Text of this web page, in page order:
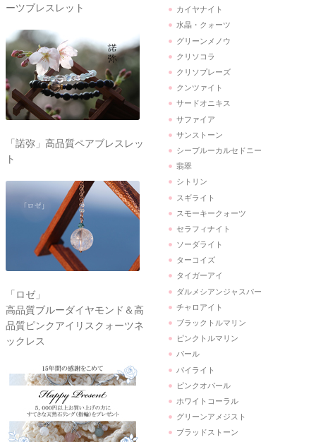
ーツブレスレット
「諾弥」高品質ペアブレスレッ
ト
「ロゼ」
高品質ブルーダイヤモンド＆高
品質ピンクアイリスクォーツネ
ックレス
カイヤナイト
水晶・クォーツ
グリーンメノウ
クリソコラ
クリソプレーズ
クンツァイト
サードオニキス
サファイア
サンストーン
シーブルーカルセドニー
翡翠
シトリン
スギライト
スモーキークォーツ
セラフィナイト
ソーダライト
ターコイズ
タイガーアイ
ダルメシアンジャスパー
チャロアイト
ブラックトルマリン
ピンクトルマリン
パール
パイライト
ピンクオパール
ホワイトコーラル
グリーンアメジスト
ブラッドストーン